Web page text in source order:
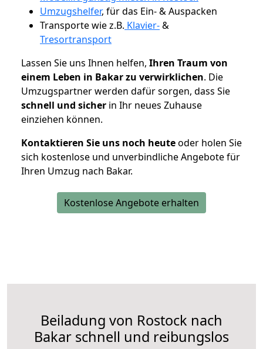
Umzugshelfer, für das Ein- & Auspacken
Transporte wie z.B. Klavier-&
Tresortransport
Lassen Sie uns Ihnen helfen, Ihren Traum von
einem Leben in Bakar zu verwirklichen. Die
Umzugspartner werden dafür sorgen, dass Sie
schnell und sicher in Ihr neues Zuhause
einziehen können.
Kontaktieren Sie uns noch heuteoder holen Sie
sich kostenlose und unverbindliche Angebote für
Ihren Umzug nach Bakar.
Kostenlose Angebote erhalten
Beiladung von Rostock nach
Bakar schnell und reibungslos